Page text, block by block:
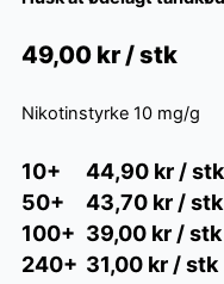
49,00 kr / stk
Nikotinstyrke 10 mg/g
10+
44,90 kr / stk
50+
43,70 kr / stk
100+ 39,00 kr / stk
240+ 31,00 kr / stk